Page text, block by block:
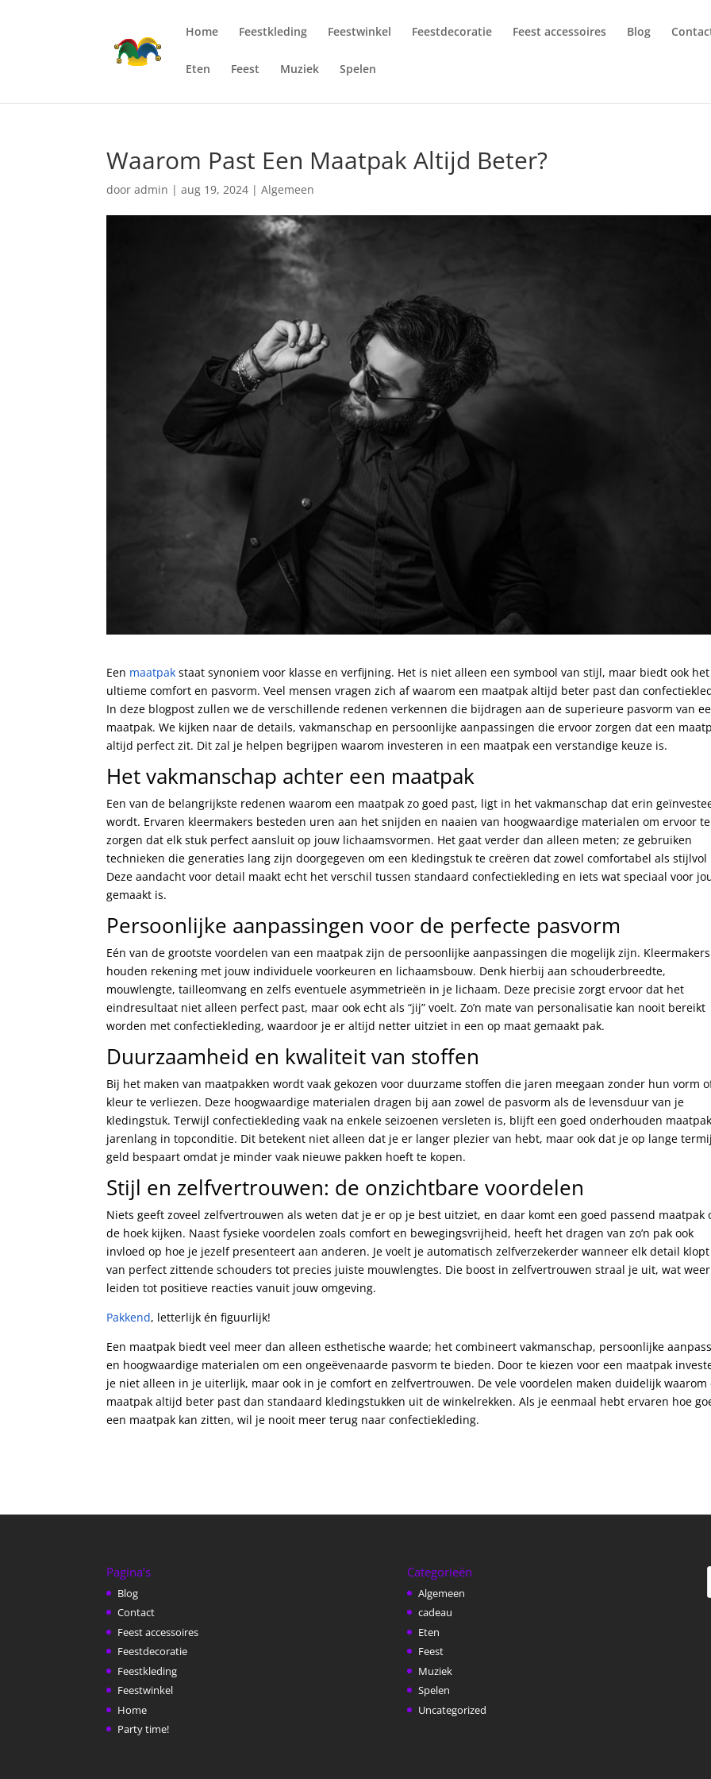
Home Feestkleding Feestwinkel Feestdecoratie Feest accessoires Blog
Eten Feest Muziek Spelen
Waarom Past Een Maatpak Altijd Beter?
dooradmin |aug 19, 2024 |Algemeen
Een maatpak staat synoniem voor klasse en verfijning. Het is niet alleen een symbool van stijl, maar biedt ook het
ultieme comfort en pasvorm. Veel mensen vragen zich af waarom een maatpak altijd beter past dan
In deze blogpost zullen we de verschillende redenen verkennen die bijdragen aan de superieure pasvorm van
maatpak. We kijken naar de details, vakmanschap en persoonlijke aanpassingen die ervoor zorgen dat een
altijd perfect zit. Dit zal je helpen begrijpen waarom investeren in een maatpak een verstandige keuze is.
Het vakmanschap achter een maatpak
Een van de belangrijkste redenen waarom een maatpak zo goed past, ligt in het vakmanschap dat erin
wordt. Ervaren kleermakers besteden uren aan het snijden en naaien van hoogwaardige materialen om ervoor te
zorgen dat elk stuk perfect aansluit op jouw lichaamsvormen. Het gaat verder dan alleen meten; ze gebruiken
technieken die generaties lang zijn doorgegeven om een kledingstuk te creëren dat zowel comfortabel als stijlvol
Deze aandacht voor detail maakt echt het verschil tussen standaard confectiekleding en iets wat speciaal voor
gemaakt is.
Persoonlijke aanpassingen voor de perfecte pasvorm
Eén van de grootste voordelen van een maatpak zijn de persoonlijke aanpassingen die mogelijk zijn. Kleermakers
houden rekening met jouw individuele voorkeuren en lichaamsbouw. Denk hierbij aan schouderbreedte,
mouwlengte, tailleomvang en zelfs eventuele asymmetrieën in je lichaam. Deze precisie zorgt ervoor dat het
eindresultaat niet alleen perfect past, maar ook echt als “jij” voelt. Zo’n mate van personalisatie kan nooit bereikt
worden met confectiekleding, waardoor je er altijd netter uitziet in een op maat gemaakt pak.
Duurzaamheid en kwaliteit van stoffen
Bij het maken van maatpakken wordt vaak gekozen voor duurzame stoffen die jaren meegaan zonder hun vorm
kleur te verliezen. Deze hoogwaardige materialen dragen bij aan zowel de pasvorm als de levensduur van je
kledingstuk. Terwijl confectiekleding vaak na enkele seizoenen versleten is, blijft een goed onderhouden maatpak
jarenlang in topconditie. Dit betekent niet alleen dat je er langer plezier van hebt, maar ook dat je op lange
geld bespaart omdat je minder vaak nieuwe pakken hoeft te kopen.
Stijl en zelfvertrouwen: de onzichtbare voordelen
Niets geeft zoveel zelfvertrouwen als weten dat je er op je best uitziet, en daar komt een goed passend maatpak
de hoek kijken. Naast fysieke voordelen zoals comfort en bewegingsvrijheid, heeft het dragen van zo’n pak ook
invloed op hoe je jezelf presenteert aan anderen. Je voelt je automatisch zelfverzekerder wanneer elk detail klopt
van perfect zittende schouders tot precies juiste mouwlengtes. Die boost in zelfvertrouwen straal je uit, wat
leiden tot positieve reacties vanuit jouw omgeving.
Pakkend, letterlijk én figuurlijk!
Een maatpak biedt veel meer dan alleen esthetische waarde; het combineert vakmanschap, persoonlijke
en hoogwaardige materialen om een ongeëvenaarde pasvorm te bieden. Door te kiezen voor een maatpak
je niet alleen in je uiterlijk, maar ook in je comfort en zelfvertrouwen. De vele voordelen maken duidelijk waarom
maatpak altijd beter past dan standaard kledingstukken uit de winkelrekken. Als je eenmaal hebt ervaren hoe
een maatpak kan zitten, wil je nooit meer terug naar confectiekleding.
Pagina’s
Blog
Contact
Feest accessoires
Feestdecoratie
Feestkleding
Feestwinkel
Home
Party time!
Categorieën
Algemeen
cadeau
Eten
Feest
Muziek
Spelen
Uncategorized